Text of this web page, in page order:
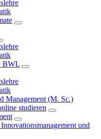
BWL
Management (M. Sc.)
studieren
und